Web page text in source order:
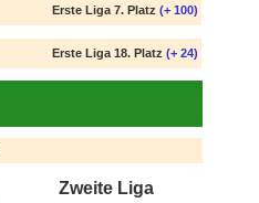
Erste Liga 7. Platz (+ 100)
Erste Liga 18. Platz (+ 24)
Zweite Liga